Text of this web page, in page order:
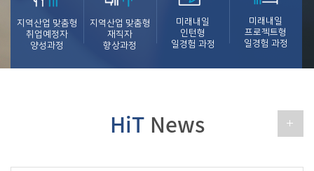
지역산업 맞춤형
취업예정자
양성과정
지역산업 맞춤형
재직자
향상과정
미래내일
인턴형
일경험 과정
미래내일
프로젝트형
일경험 과정
HiTNews